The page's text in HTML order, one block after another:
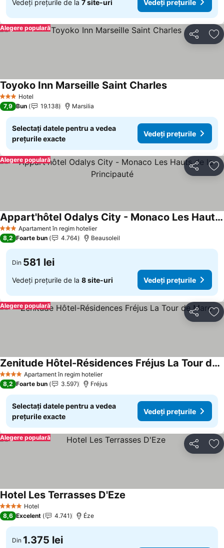
Vedeți prețurile de la 7 site-uri Vedeți prețurile
Distribuiți
Alegere populară
3 SteleHotel
Toyoko Inn Marseille Saint CharlesVedeți prețurile
7,9 Bun 19.138 Marsilia
Selectați datele pentru a vedea
prețurile exacte
Vedeți prețurile
Distribuiți
Alegere populară
3 SteleApartament în regim hotelier
Appart'hôtel Odalys City - Monaco Les Hauts de la Principauté
Vedeți prețurile
8,2 Foarte bun 4.764 Beausoleil
Din 581 lei
Vedeți prețurile de la 8 site-uri Vedeți prețurile
Distribuiți
Alegere populară
4 Stele Apartament în regim hotelier
Zenitude Hôtel-Résidences Fréjus La Tour de Mare
Vedeți prețurile
8,2 Foarte bun 3.597 Fréjus
Selectați datele pentru a vedea
prețurile exacte
Vedeți prețurile
Distribuiți
Alegere populară
4 Stele Hotel
Hotel Les Terrasses D'Eze
8,6 Excelent 4.741 Éze
Din 1.375 lei